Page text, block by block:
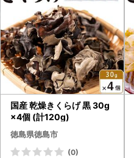
国産 乾燥きくらげ 黒 30g
×4個 (計120g)
徳島県徳島市
(0)